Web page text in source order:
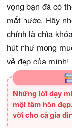
vọng bạn đã có
mắt nước. Hãy
chính là chìa
hút như mong
vẻ đẹp của mình!
Những lời dạy
một tâm hồn
vời cho cả gia